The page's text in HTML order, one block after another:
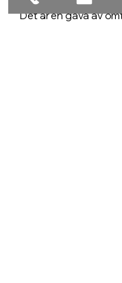
Det är en gåva av